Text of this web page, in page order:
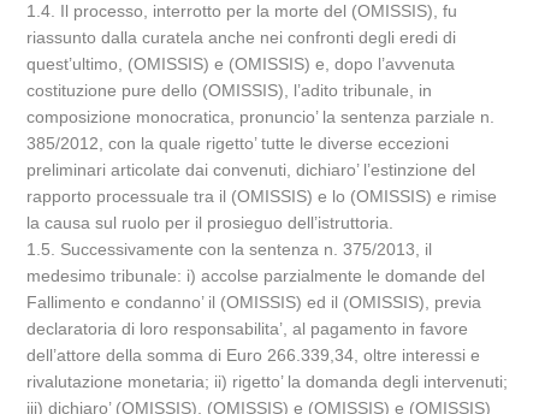
1.4. Il processo, interrotto per la morte del (OMISSIS), fu
riassunto dalla curatela anche nei confronti degli eredi di
quest’ultimo, (OMISSIS) e (OMISSIS) e, dopo l’avvenuta
costituzione pure dello (OMISSIS), l’adito tribunale, in
composizione monocratica, pronuncio’ la sentenza parziale n.
385/2012, con la quale rigetto’ tutte le diverse eccezioni
preliminari articolate dai convenuti, dichiaro’ l’estinzione del
rapporto processuale tra il (OMISSIS) e lo (OMISSIS) e rimise
la causa sul ruolo per il prosieguo dell’istruttoria.
1.5. Successivamente con la sentenza n. 375/2013, il
medesimo tribunale: i) accolse parzialmente le domande del
Fallimento e condanno’ il (OMISSIS) ed il (OMISSIS), previa
declaratoria di loro responsabilita’, al pagamento in favore
dell’attore della somma di Euro 266.339,34, oltre interessi e
rivalutazione monetaria; ii) rigetto’ la domanda degli intervenuti;
iii) dichiaro’ (OMISSIS), (OMISSIS) e (OMISSIS) e (OMISSIS)